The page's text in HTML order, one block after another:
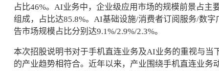
占比46%。AI业务中，企业级应用市场的规模前景占主
组成，占比达85.8%。AI基础设施/消费者订阅服务/数字
告市场规模占比分别达9.1%/2.9%/2.3%。
本次招股说明书对于手机直连业务及AI业务的重视与当
的产业趋势相符合。近年以来，产业围绕手机直连业务